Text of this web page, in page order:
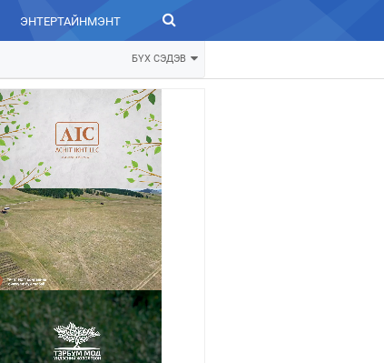
ЭНТЕРТАЙНМЭНТ ЗУРХАЙ
БҮХ СЭДЭВ